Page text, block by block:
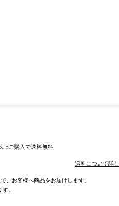
ご購入で送料無料
送料について詳
、お客様へ商品をお届けします。
。